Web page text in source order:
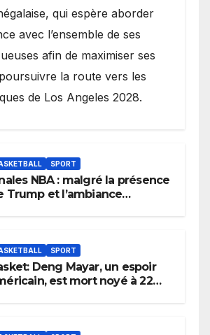
qui espère aborder
avec l’ensemble de ses
afin de maximiser ses
la route vers les
de Los Angeles 2028.
SPORT
NBA : malgré la présence
Trump et l’ambiance
SPORT
Deng Mayar, un espoir
est mort noyé à 22